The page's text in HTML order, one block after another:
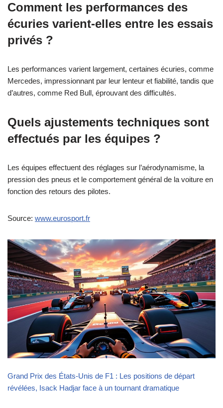
Comment les performances des
écuries varient-elles entre les essais
privés ?
Les performances varient largement, certaines écuries, comme
Mercedes, impressionnant par leur lenteur et fiabilité, tandis que
d’autres, comme Red Bull, éprouvant des difficultés.
Quels ajustements techniques sont
effectués par les équipes ?
Les équipes effectuent des réglages sur l’aérodynamisme, la
pression des pneus et le comportement général de la voiture en
fonction des retours des pilotes.
Source: www.eurosport.fr
Grand Prix des États-Unis de F1 : Les positions de départ
révélées, Isack Hadjar face à un tournant dramatique